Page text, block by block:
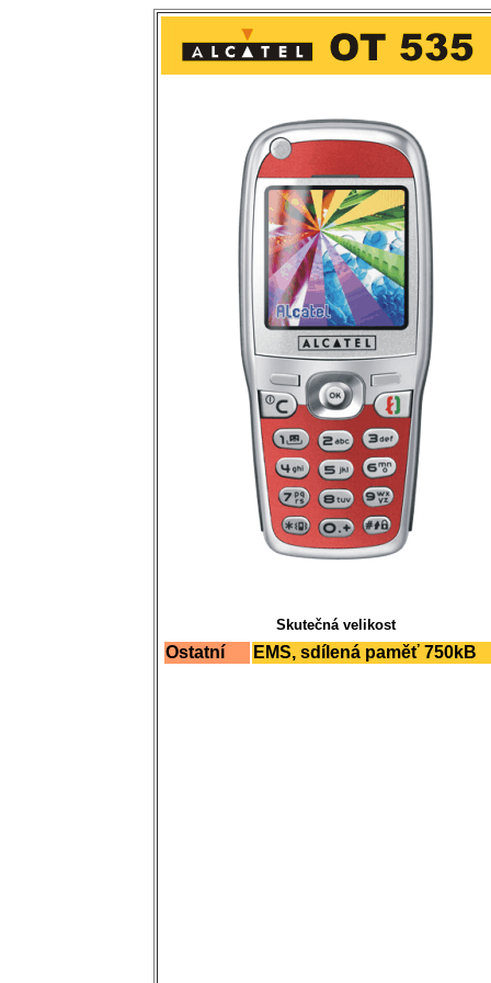
Skutečná velikost
Ostatní EMS, sdílená paměť 750kB